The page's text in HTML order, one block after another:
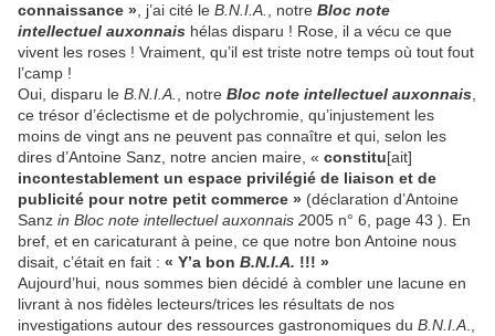
connaissance » , j’ai cité le B.N.I.A. , notre Bloc note
intellectuel auxonnais hélas disparu ! Rose, il a vécu ce que
vivent les roses ! Vraiment, qu’il est triste notre temps où tout fout
l’camp !
Oui, disparu le B.N.I.A. , notre Bloc note intellectuel auxonnais
ce trésor d’éclectisme et de polychromie, qu’injustement les
moins de vingt ans ne peuvent pas connaître et qui, selon les
dires d’Antoine Sanz, notre ancien maire, « constitu[ait]
incontestablement un espace privilégié de liaison et de
publicité pour notre petit commerce » (déclaration d’Antoine
Sanz in Bloc note intellectuel auxonnais 2005 n° 6, page 43 ). En
bref, et en caricaturant à peine, ce que notre bon Antoine nous
disait, c’était en fait : « Y’a bon B.N.I.A. !!! »
Aujourd’hui, nous sommes bien décidé à combler une lacune en
livrant à nos fidèles lecteurs/trices les résultats de nos
investigations autour des ressources gastronomiques du B.N.I.A